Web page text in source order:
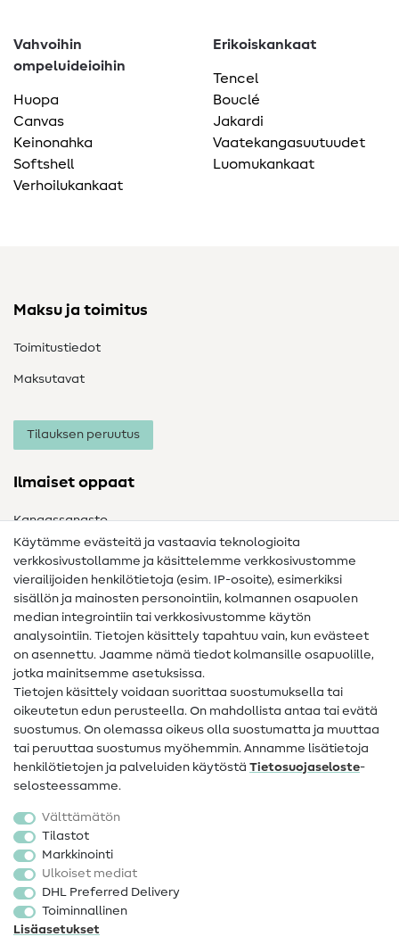
Vahvoihin
ompeluideioihin
Huopa
Canvas
Keinonahka
Softshell
Verhoilukankaat
Erikoiskankaat
Tencel
Bouclé
Jakardi
Vaatekangasuutuudet
Luomukankaat
Maksu ja toimitus
Toimitustiedot
Maksutavat
Tilauksen peruutus
Ilmaiset oppaat
Kangassanasto
Ompelusanasto
Ompeluohjeet
Apua ja yhteystiedot
Yhteystiedot
Tietoa omistajanvaihdoksesta
FAQ
Peruutusoikeus
Suosittu
Kankaat
Ompelutarvikkeet
Ale
Käytämme evästeitä ja vastaavia teknologioita
verkkosivustollamme ja käsittelemme verkkosivustomme
vierailijoiden henkilötietoja (esim. IP-osoite), esimerkiksi
sisällön ja mainosten personointiin, kolmannen osapuolen
median integrointiin tai verkkosivustomme käytön
analysointiin. Tietojen käsittely tapahtuu vain, kun evästeet
on asennettu. Jaamme nämä tiedot kolmansille osapuolille,
jotka mainitsemme asetuksissa.
Tietojen käsittely voidaan suorittaa suostumuksella tai
oikeutetun edun perusteella. On mahdollista antaa tai evätä
suostumus. On olemassa oikeus olla suostumatta ja muuttaa
tai peruuttaa suostumus myöhemmin. Annamme lisätietoja
henkilötietojen ja palveluiden käytöstä Tietosuojaseloste-
selosteessamme.
Välttämätön
Tilastot
Markkinointi
Ulkoiset mediat
DHL Preferred Delivery
Toiminnallinen
Lisäasetukset